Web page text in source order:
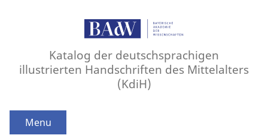
Katalog der deutschsprachigen
illustrierten Handschriften des Mittelalters
(KdiH)
Menu